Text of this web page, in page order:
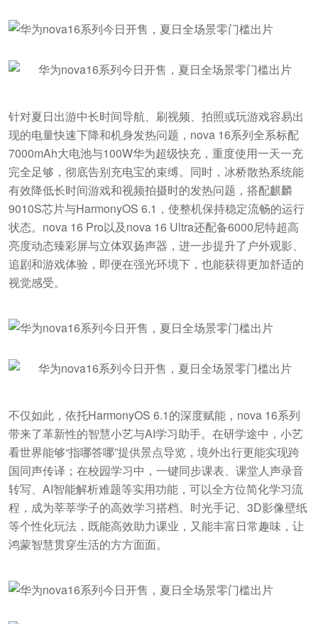
针对夏日出游中长时间导航、刷视频、拍照或玩游戏容易出
现的电量快速下降和机身发热问题，nova 16系列全系标配
7000mAh大电池与100W华为超级快充，重度使用一天一充
完全足够，彻底告别充电宝的束缚。同时，冰桥散热系统能
有效降低长时间游戏和视频拍摄时的发热问题，搭配麒麟
9010S芯片与HarmonyOS 6.1，使整机保持稳定流畅的运行
状态。nova 16 Pro以及nova 16 Ultra还配备6000尼特超高
亮度动态臻彩屏与立体双扬声器，进一步提升了户外观影、
追剧和游戏体验，即便在强光环境下，也能获得更加舒适的
视觉感受。
不仅如此，依托HarmonyOS 6.1的深度赋能，nova 16系列
带来了革新性的智慧小艺与AI学习助手。在研学途中，小艺
看世界能够“指哪答哪”提供景点导览，境外出行更能实现跨
国同声传译；在校园学习中，一键同步课表、课堂人声录音
转写、AI智能解析难题等实用功能，可以全方位简化学习流
程，成为莘莘学子的高效学习搭档。时光手记、3D影像壁纸
等个性化玩法，既能高效助力课业，又能丰富日常趣味，让
鸿蒙智慧贯穿生活的方方面面。